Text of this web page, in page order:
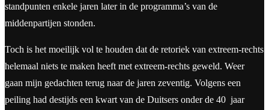
standpunten enkele jaren later in de programma’s van de
middenpartijen stonden.
Toch is het moeilijk vol te houden dat de retoriek van extreem-rechts
helemaal niets te maken heeft met extreem-rechts geweld. Weer
gaan mijn gedachten terug naar de jaren zeventig. Volgens een
peiling had destijds een kwart van de Duitsers onder de 40 jaar